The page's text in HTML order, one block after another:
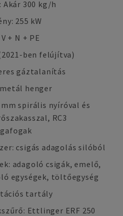
300 kg/h
255 kW
+ N + PE
ben felújítva)
gáztalanítás
henger
spirális nyíróval és
RC3
csigás adagolás silóból
adagoló csigák, emelő,
egységek, töltőegység
tartály
Ettlinger ERF 250